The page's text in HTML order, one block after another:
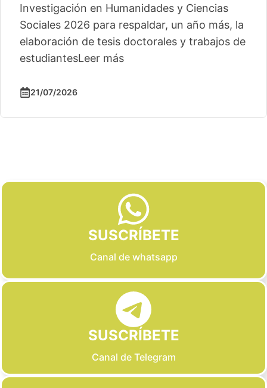
Investigación en Humanidades y Ciencias
Sociales 2026 para respaldar, un año más, la
elaboración de tesis doctorales y trabajos de
estudiantesLeer más
21/07/2026
SUSCRÍBETE
Canal de whatsapp
SUSCRÍBETE
Canal de Telegram